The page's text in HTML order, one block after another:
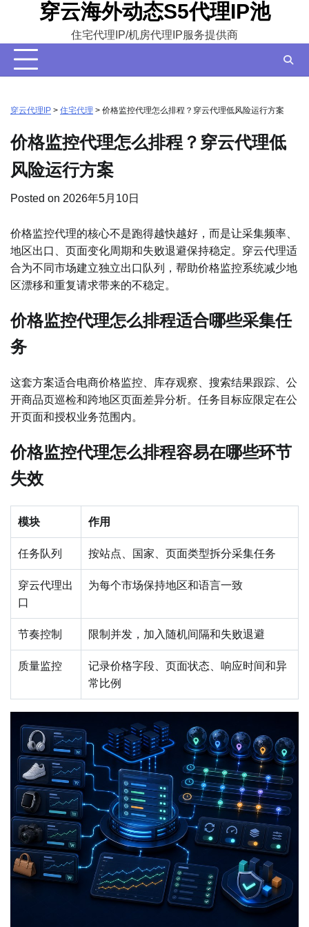
content
穿云海外动态S5代理IP池
住宅代理IP/机房代理IP服务提供商
穿云代理IP > 住宅代理 > 价格监控代理怎么排程？穿云代理低风险运行方案
价格监控代理怎么排程？穿云代理低
风险运行方案
Posted on 2026年5月10日
价格监控代理的核心不是跑得越快越好，而是让采集频率、
地区出口、页面变化周期和失败退避保持稳定。穿云代理适
合为不同市场建立独立出口队列，帮助价格监控系统减少地
区漂移和重复请求带来的不稳定。
价格监控代理怎么排程适合哪些采集任
务
这套方案适合电商价格监控、库存观察、搜索结果跟踪、公
开商品页巡检和跨地区页面差异分析。任务目标应限定在公
开页面和授权业务范围内。
价格监控代理怎么排程容易在哪些环节
失效
模块 作用
任务队列 按站点、国家、页面类型拆分采集任务
穿云代理出
口
为每个市场保持地区和语言一致
节奏控制 限制并发，加入随机间隔和失败退避
质量监控
记录价格字段、页面状态、响应时间和异
常比例